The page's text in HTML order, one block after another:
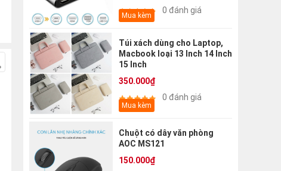
0 đánh giá
Mua kèm
Túi xách dùng cho Laptop,
Macbook loại 13 Inch 14 Inch
15 Inch
350.000₫
0 đánh giá
Mua kèm
Chuột có dây văn phòng
AOC MS121
150.000₫